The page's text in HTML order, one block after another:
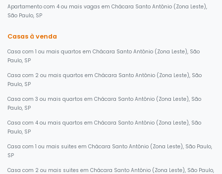
Apartamento com 4 ou mais vagas em Chácara Santo Antônio (Zona Leste),
São Paulo, SP
Casas à venda
Casa com 1 ou mais quartos em Chácara Santo Antônio (Zona Leste), São
Paulo, SP
Casa com 2 ou mais quartos em Chácara Santo Antônio (Zona Leste), São
Paulo, SP
Casa com 3 ou mais quartos em Chácara Santo Antônio (Zona Leste), São
Paulo, SP
Casa com 4 ou mais quartos em Chácara Santo Antônio (Zona Leste), São
Paulo, SP
Casa com 1 ou mais suites em Chácara Santo Antônio (Zona Leste), São Paulo,
SP
Casa com 2 ou mais suites em Chácara Santo Antônio (Zona Leste), São Paulo,